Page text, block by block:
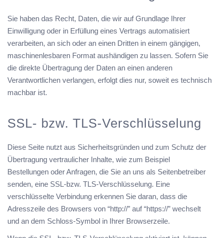
Sie haben das Recht, Daten, die wir auf Grundlage Ihrer
Einwilligung oder in Erfüllung eines Vertrags automatisiert
verarbeiten, an sich oder an einen Dritten in einem gängigen,
maschinenlesbaren Format aushändigen zu lassen. Sofern Sie
die direkte Übertragung der Daten an einen anderen
Verantwortlichen verlangen, erfolgt dies nur, soweit es technisch
machbar ist.
SSL- bzw. TLS-Verschlüsselung
Diese Seite nutzt aus Sicherheitsgründen und zum Schutz der
Übertragung vertraulicher Inhalte, wie zum Beispiel
Bestellungen oder Anfragen, die Sie an uns als Seitenbetreiber
senden, eine SSL-bzw. TLS-Verschlüsselung. Eine
verschlüsselte Verbindung erkennen Sie daran, dass die
Adresszeile des Browsers von “http://” auf “https://” wechselt
und an dem Schloss-Symbol in Ihrer Browserzeile.